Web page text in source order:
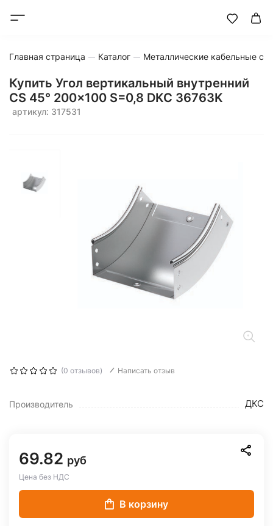
Главная страница Каталог Металлические кабельные
Купить Угол вертикальный внутренний
CS 45° 200x100 S=0,8 DKC 36763K
артикул: 317531
(0 отзывов) Написать отзыв
Производитель ДКС
69.82 руб
Цена без НДС
В корзину